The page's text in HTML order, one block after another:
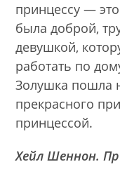
принцессу —
была доброй,
девушкой,
работать по
Золушка пошла
прекрасного
принцессой.
Хейл Шеннон.